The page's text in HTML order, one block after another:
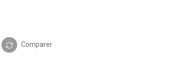
Comparer